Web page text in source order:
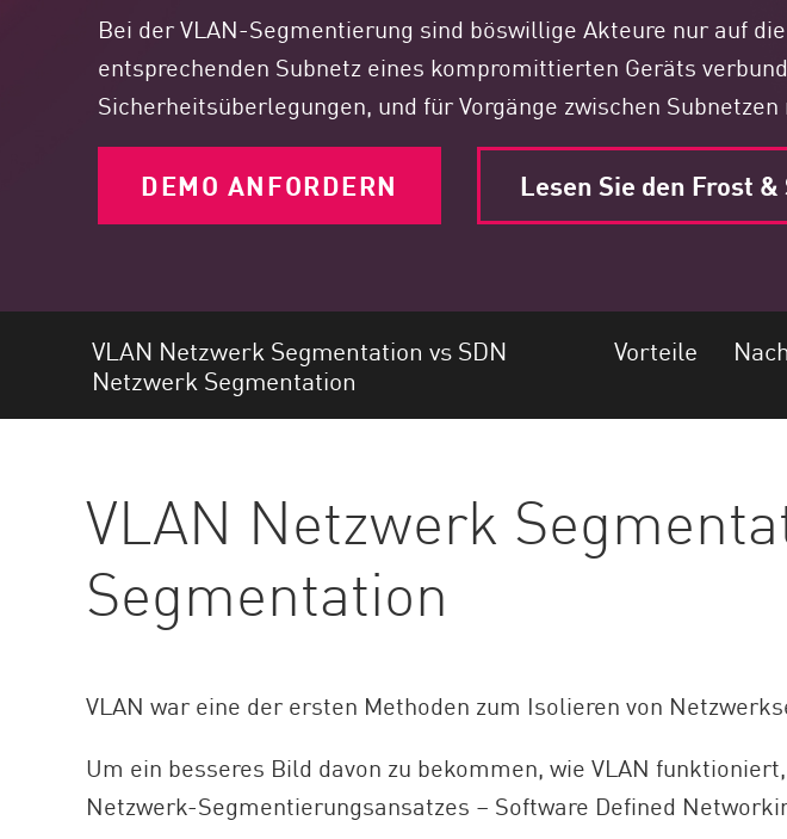
Durchsuchen
SaaS
EXPOSURE MANAGEMENT
Bedrohungsdaten
ThreatCloud KI
AI Red Teaming
AI Agent Security
Produkte A bis Z anzeigen
Bei der VLAN-Segmentierung sind böswillige Akteure nur auf
entsprechenden Subnetz eines kompromittierten Geräts
Sicherheitsüberlegungen, und für Vorgänge zwischen
DEMO ANFORDERN Lesen Sie den Frost
VLAN Netzwerk Segmentation vs SDN
Netzwerk Segmentation
Vorteile
VLAN Netzwerk
Segmentation
VLAN war eine der ersten Methoden zum Isolieren von
Um ein besseres Bild davon zu bekommen, wie VLAN
Netzwerk-Segmentierungsansatzes – Software Defined